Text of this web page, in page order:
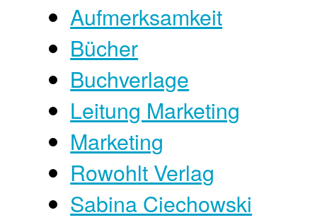
Aufmerksamkeit
Bücher
Buchverlage
Leitung Marketing
Marketing
Rowohlt Verlag
Sabina Ciechowski